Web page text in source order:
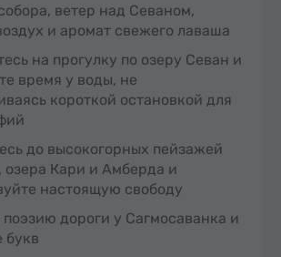
ветер над Севаном,
и аромат свежего лаваша
на прогулку по озеру Севан и
время у воды, не
короткой остановкой для
до высокогорных пейзажей
озера Кари и Амберда и
настоящую свободу
дороги у Сагмосаванка и
букв